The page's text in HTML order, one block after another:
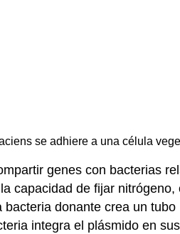
se adhiere a una célula
genes con bacterias
capacidad de fijar nitrógeno,
donante crea un
integra el plásmido en